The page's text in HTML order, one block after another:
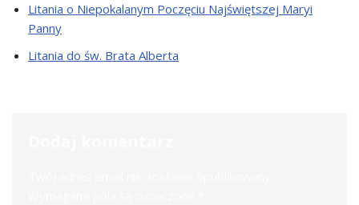
Litania o Niepokalanym Poczęciu Najświętszej Maryi
Panny
Litania do św. Brata Alberta